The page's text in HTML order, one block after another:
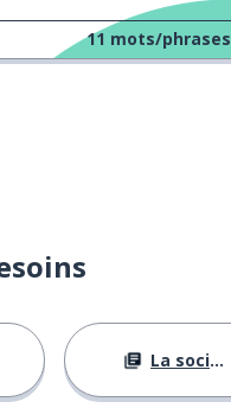
11 mots/phrases
La société